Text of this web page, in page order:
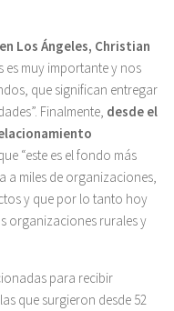
Los Ángeles, Christian
es muy importante y nos
que significan entregar
Finalmente, desde el
“este es el fondo más
a miles de organizaciones,
y que por lo tanto hoy
organizaciones rurales y
para recibir
que surgieron desde 52